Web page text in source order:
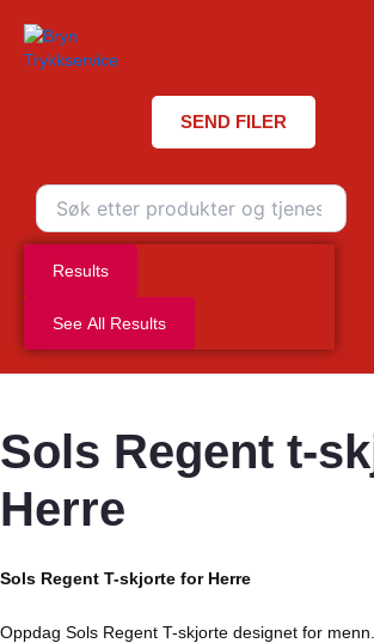
Search
Results
See All Results
SEND FILER
Sols Regent t-
Herre
Sols Regent T-skjorte for Herre
Oppdag Sols Regent T-skjorte designet for